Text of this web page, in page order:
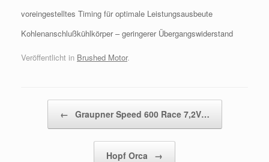
voreingestelltes Timing für optimale Leistungsausbeute
Kohlenanschlußkühlkörper – geringerer Übergangswiderstand
Veröffentlicht in Brushed Motor.
← Graupner Speed 600 Race 7,2V…
Hopf Orca →